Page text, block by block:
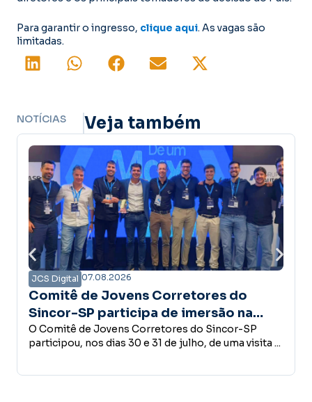
Para garantir o ingresso, clique aqui. As vagas são
limitadas.
NOTÍCIAS Veja também
do
imersão na
do Grupo
do Sincor-SP
julho, de uma visita ...
Campanha Amanhã
confiança é a base do
desenvolvimento
Empreender, investir, contratar
conceder crédito ou abrir um